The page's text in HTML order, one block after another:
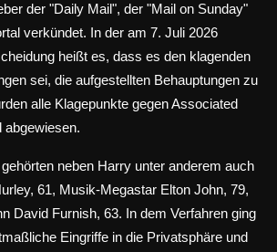
der "Daily Mail", der "Mail on Sunday"
verkündet. In der am 7. Juli 2026
heißt es, dass es den klagenden
sei, die aufgestellten Behauptungen zu
alle Klagepunkte gegenAssociated
abgewiesen.
neben Harry unter anderem auch
, 61, Musik-Megastar Elton John, 79,
David Furnish, 63. In dem Verfahren ging
Eingriffe in die Privatsphäre und